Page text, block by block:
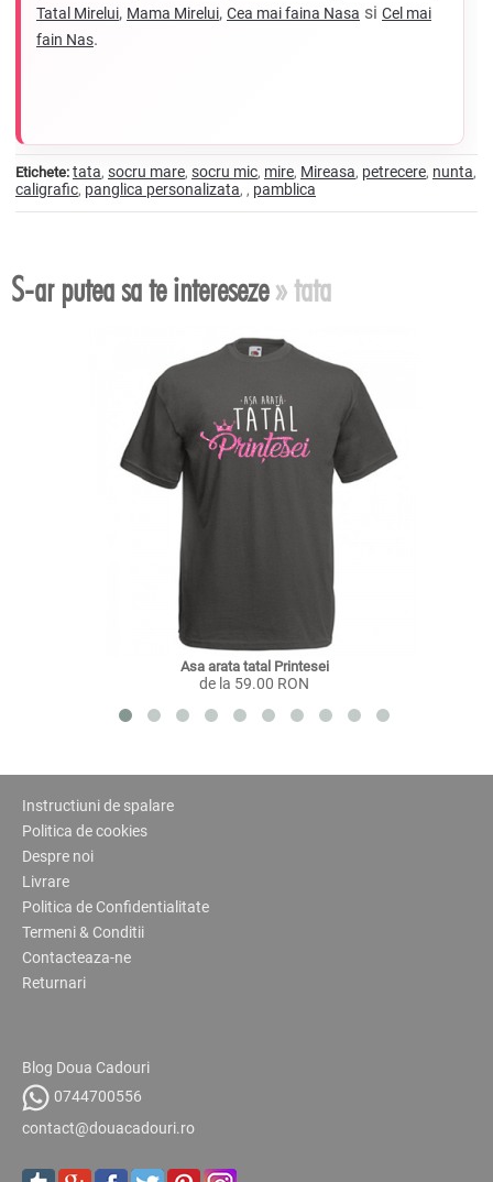
Tatal Mirelui, Mama Mirelui, Cea mai faina Nasa si Cel mai
fain Nas.
Etichete: tata, socru mare, socru mic, mire, Mireasa, petrecere, nunta,
caligrafic, panglica personalizata, , pamblica
S-ar putea sa te intereseze» tata
Asa arata tatal Printesei
de la 59.00 RON
Instructiuni de spalare
Politica de cookies
Despre noi
Livrare
Politica de Confidentialitate
Termeni & Conditii
Contacteaza-ne
Returnari
Blog Doua Cadouri
0744700556
contact@douacadouri.ro